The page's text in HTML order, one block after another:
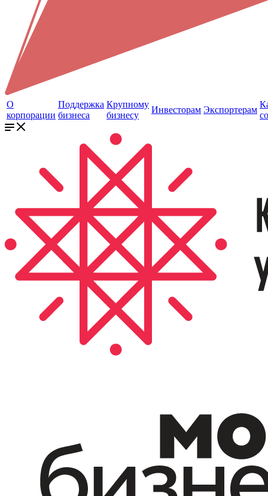
О
корпорации
Поддержка
бизнеса
Крупному
бизнесу
Инвесторам Экспортерам